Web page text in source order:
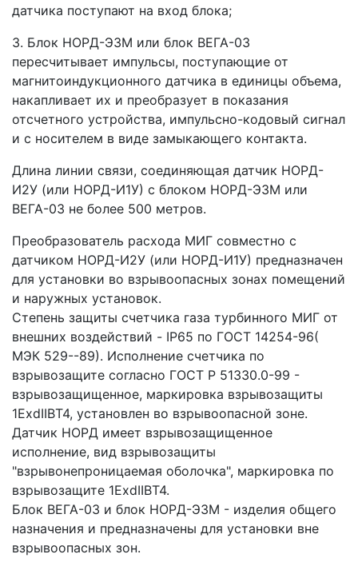
датчика поступают на вход блока;
3. Блок НОРД-Э3М или блок ВЕГА-03
пересчитывает импульсы, поступающие от
магнитоиндукционного датчика в единицы объема,
накапливает их и преобразует в показания
отсчетного устройства, импульсно-кодовый сигнал
и с носителем в виде замыкающего контакта.
Длина линии связи, соединяющая датчик НОРД-
И2У (или НОРД-И1У) с блоком НОРД-Э3М или
ВЕГА-03 не более 500 метров.
Преобразователь расхода МИГ совместно с
датчиком НОРД-И2У (или НОРД-И1У) предназначен
для установки во взрывоопасных зонах помещений
и наружных установок.
Степень защиты счетчика газа турбинного МИГ от
внешних воздействий - IP65 по ГОСТ 14254-96(
МЭК 529--89). Исполнение счетчика по
взрывозащите согласно ГОСТ Р 51330.0-99 -
взрывозащищенное, маркировка взрывозащиты
1ЕxdIIBT4, установлен во взрывоопасной зоне.
Датчик НОРД имеет взрывозащищенное
исполнение, вид взрывозащиты
"взрывонепроницаемая оболочка", маркировка по
взрывозащите 1ЕхdIIВТ4.
Блок ВЕГА-03 и блок НОРД-Э3М - изделия общего
назначения и предназначены для установки вне
взрывоопасных зон.